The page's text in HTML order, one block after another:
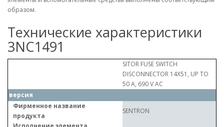
образом.
Технические характеристики
3NC1491
SITOR FUSE SWITCH
DISCONNECTOR 14X51, UP TO
50 A, 690 V AC
версия
Фирменное название
продукта
SENTRON